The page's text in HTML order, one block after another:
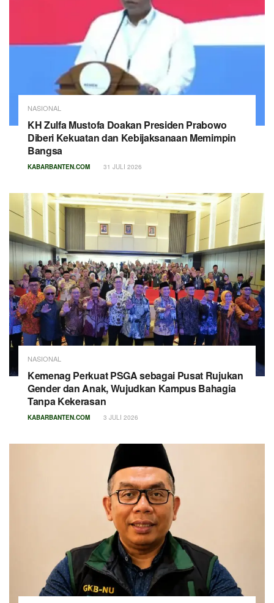
NASIONAL
KH Zulfa Mustofa Doakan Presiden Prabowo
Diberi Kekuatan dan Kebijaksanaan Memimpin
Bangsa
KABARBANTEN.COM 31 JULI 2026
NASIONAL
Kemenag Perkuat PSGA sebagai Pusat Rujukan
Gender dan Anak, Wujudkan Kampus Bahagia
Tanpa Kekerasan
KABARBANTEN.COM 3 JULI 2026